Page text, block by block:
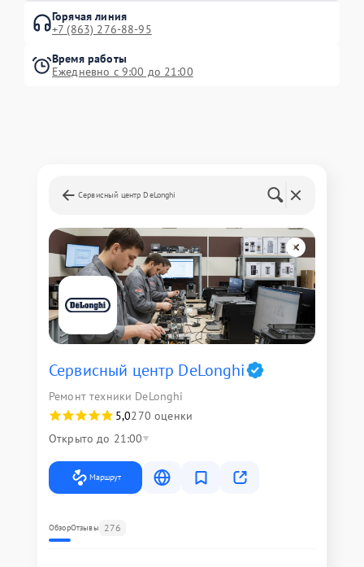
Горячая линия
+7 (863) 276-88-95
Время работы
Ежедневно с 9:00 до 21:00
Сервисный центр DeLonghi
Сервисный центр DeLonghi
Ремонт техники DeLonghi
5,0270 оценки
Открыто до 21:00
Маршрут
ОбзорОтзывы 276